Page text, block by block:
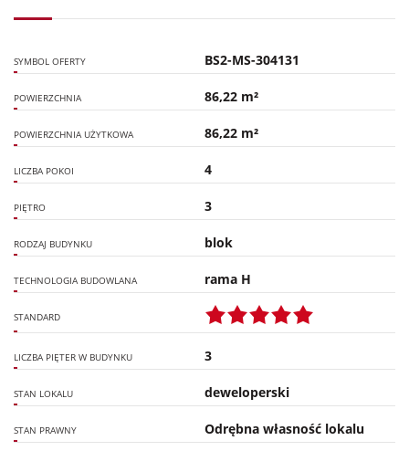
SYMBOL OFERTY BS2-MS-304131
POWIERZCHNIA 86,22 m²
POWIERZCHNIA UŻYTKOWA 86,22 m²
LICZBA POKOI 4
PIĘTRO 3
RODZAJ BUDYNKU blok
TECHNOLOGIA BUDOWLANA rama H
STANDARD
LICZBA PIĘTER W BUDYNKU 3
STAN LOKALU deweloperski
STAN PRAWNY Odrębna własność lokalu